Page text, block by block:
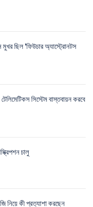
মুখর ছিল 'ফিউচার অ্যাস্ট্রোনটস
সিস্টেম বাস্তবায়ন করবে
চালু
নিয়ে কী প্রত্যাশা করছেন